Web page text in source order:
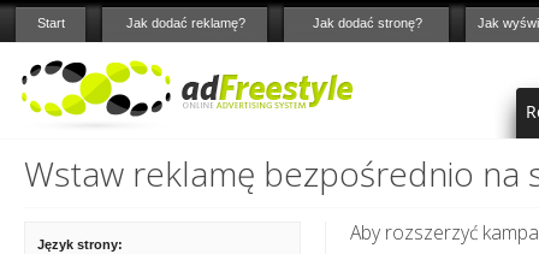
Start Jak dodać reklamę? Jak dodać stronę? Jak
Wstaw reklamę bezpośrednio na
Język strony: Aby rozszerzyć